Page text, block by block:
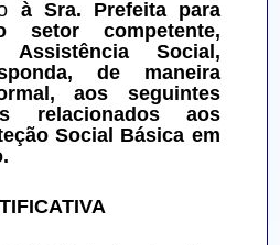
à Sra. Prefeita para
competente,
Social,
de maneira
aos seguintes
relacionados aos
Social Básica em